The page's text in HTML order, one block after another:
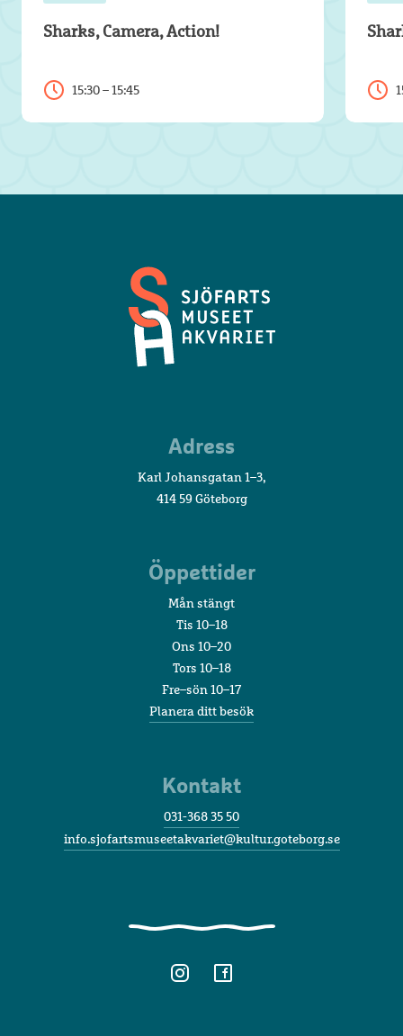
Sharks, Camera, Action!
15:30 – 15:45
AkvarietAdress
Karl Johansgatan 1–3,
414 59 Göteborg
Öppettider
Mån stängt
Tis 10–18
Ons 10–20
Tors 10–18
Fre–sön 10–17
Planera ditt besök
Kontakt
031-368 35 50
info.sjofartsmuseetakvariet@kultur.goteborg.se